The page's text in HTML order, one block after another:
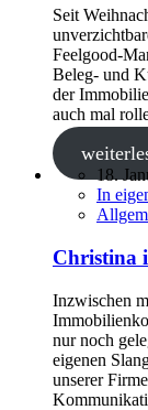
Seit
Feelgood-
Beleg- und
der
auch mal
18.
In
Christina
Inzwischen
nur noch
eigenen
unserer